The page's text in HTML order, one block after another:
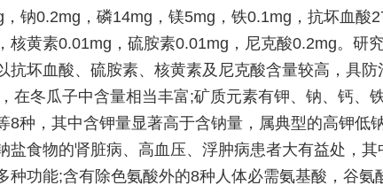
钠0.2mg，磷14mg，镁5mg，铁0.1mg，抗坏血酸
核黄素0.01mg，硫胺素0.01mg，尼克酸0.2mg。研
抗坏血酸、硫胺素、核黄素及尼克酸含量较高，具防
在冬瓜子中含量相当丰富;矿质元素有钾、钠、钙、铁
8种，其中含钾量显著高于含钠量，属典型的高钾低
盐食物的肾脏病、高血压、浮肿病患者大有益处，其
种功能;含有除色氨酸外的8种人体必需氨基酸，谷氨